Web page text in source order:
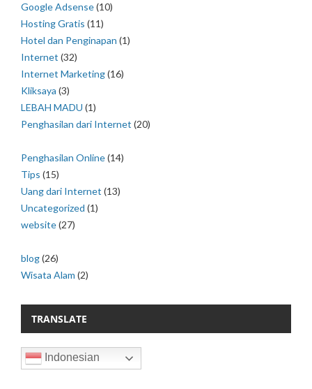
Google Adsense(10)
Hosting Gratis (11)
Hotel dan Penginapan (1)
Internet (32)
Internet Marketing(16)
Kliksaya (3)
LEBAH MADU (1)
Penghasilan dari Internet (20)
Penghasilan Online(14)
Tips (15)
Uang dari Internet (13)
Uncategorized (1)
website(27)
blog(26)
Wisata Alam (2)
TRANSLATE
Indonesian